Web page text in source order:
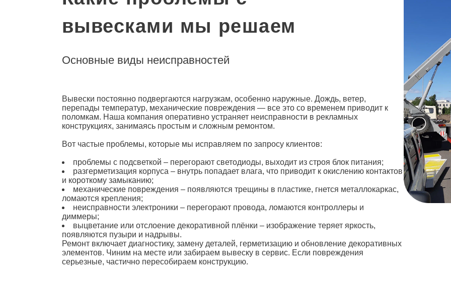
вывесками мы решаем
Основные виды неисправностей
Вывески постоянно подвергаются нагрузкам, особенно наружные. Дождь, ветер,
перепады температур, механические повреждения — все это со временем приводит к
поломкам. Наша компания оперативно устраняет неисправности в рекламных
конструкциях, занимаясь простым и сложным ремонтом.
Вот частые проблемы, которые мы исправляем по запросу клиентов:
проблемы с подсветкой – перегорают светодиоды, выходит из строя блок питания;
разгерметизация корпуса – внутрь попадает влага, что приводит к окислению контактов
и короткому замыканию;
механические повреждения – появляются трещины в пластике, гнется металлокаркас,
ломаются крепления;
неисправности электроники – перегорают провода, ломаются контроллеры и
диммеры;
выцветание или отслоение декоративной плёнки – изображение теряет яркость,
появляются пузыри и надрывы.
Ремонт включает диагностику, замену деталей, герметизацию и обновление декоративных
элементов. Чиним на месте или забираем вывеску в сервис. Если повреждения
серьезные, частично пересобираем конструкцию.